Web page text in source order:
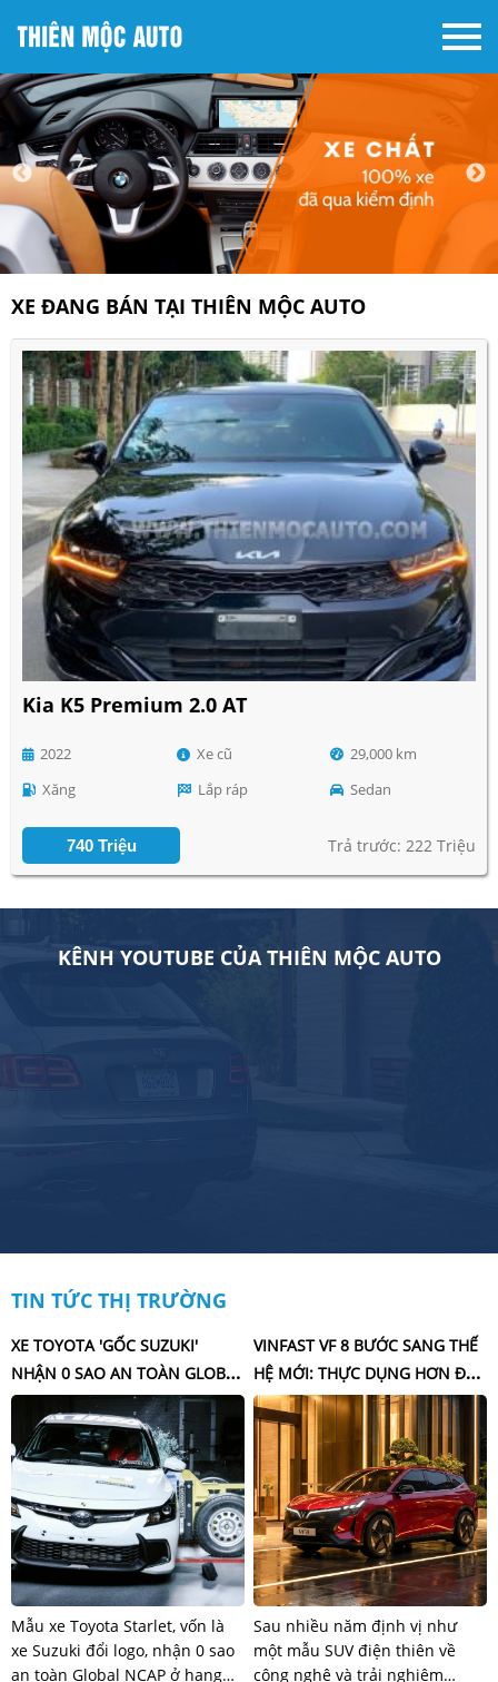
XE ĐANG BÁN TẠI THIÊN MỘC AUTO
Kia K5 Premium 2.0 AT
2022 Xe cũ
29,000 km
Xăng
Lắp ráp Sedan
740 Triệu Trả trước: 222 Triệu
KÊNH YOUTUBE CỦA THIÊN MỘC AUTO
TIN TỨC THỊ TRƯỜNG
XE TOYOTA 'GỐC SUZUKI'
NHẬN 0 SAO AN TOÀN GLOBAL
NCAP
Mẫu xe Toyota Starlet, vốn là
xe Suzuki đổi logo, nhận 0 sao
an toàn Global NCAP ở hạng
VINFAST VF 8 BƯỚC SANG THẾ
HỆ MỚI: THỰC DỤNG HƠN ĐỂ
TÌM CHỖ ĐỨNG
Sau nhiều năm định vị như
một mẫu SUV điện thiên về
công nghệ và trải nghiệm